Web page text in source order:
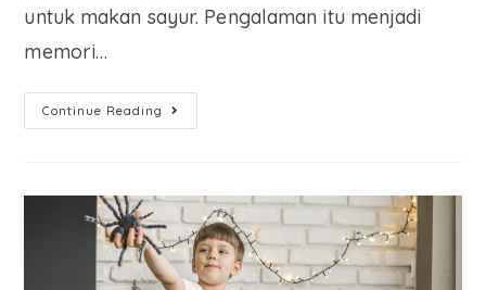
untuk makan sayur. Pengalaman itu menjadi
memori…
Continue Reading